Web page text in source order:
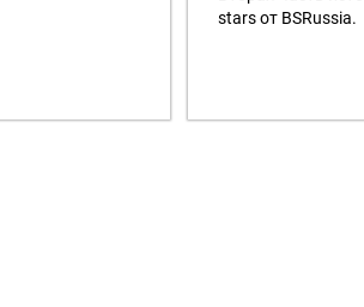
stars от BSRussia.